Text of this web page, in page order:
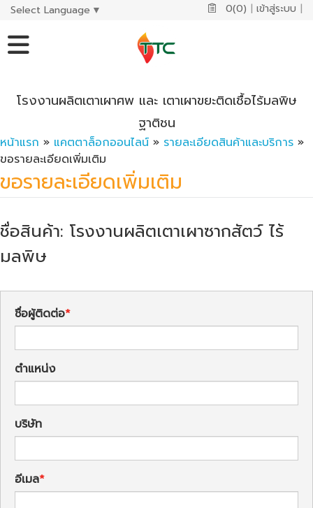
Select Language ▼ 0(0) | เข้าสู่ระบบ |
โรงงานผลิตเตาเผาศพ และ เตาเผาขยะติดเชื้อไร้มลพิษ
ฐาติชน
หน้าแรก » แคตตาล็อกออนไลน์ » รายละเอียดสินค้าและบริการ »
ขอรายละเอียดเพิ่มเติม
ขอรายละเอียดเพิ่มเติม
ชื่อสินค้า: โรงงานผลิตเตาเผาซากสัตว์ ไร้
มลพิษ
ชื่อผู้ติดต่อ
ตำแหน่ง
บริษัท
อีเมล